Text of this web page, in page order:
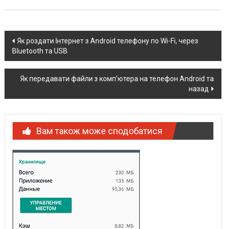
Post
navigation
Як роздати Інтернет з Android телефону по Wi-Fi, через
Bluetooth та USB
Як передавати файли з комп’ютера на телефон Android та
назад
Вам також може сподобатися